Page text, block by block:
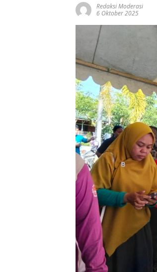
Redaksi Moderasi
6 Oktober 2025